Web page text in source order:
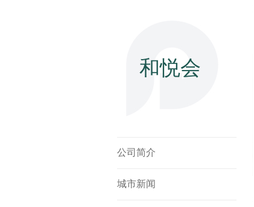
和悦会
公司简介
城市新闻